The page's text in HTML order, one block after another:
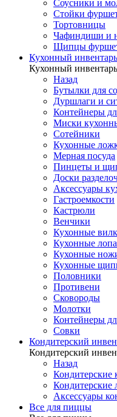
Соусники и
Стойки
Тортовницы
Чафиндиши и
Щипцы
Кухонный инвентарь
Кухонный инвентарь
Назад
Бутылки для
Дуршлаги и
Контейнеры
Миски
Сотейники
Кухонные
Мерная посуда
Пинцеты и
Доски
Аксессуары
Гастроемкости
Кастрюли
Венчики
Кухонные
Кухонные
Кухонные
Кухонные
Половники
Противени
Сковороды
Молотки
Контейнеры
Совки
Кондитерский
Кондитерский
Назад
Кондитерские
Кондитерские
Аксессуары
Все для пиццы